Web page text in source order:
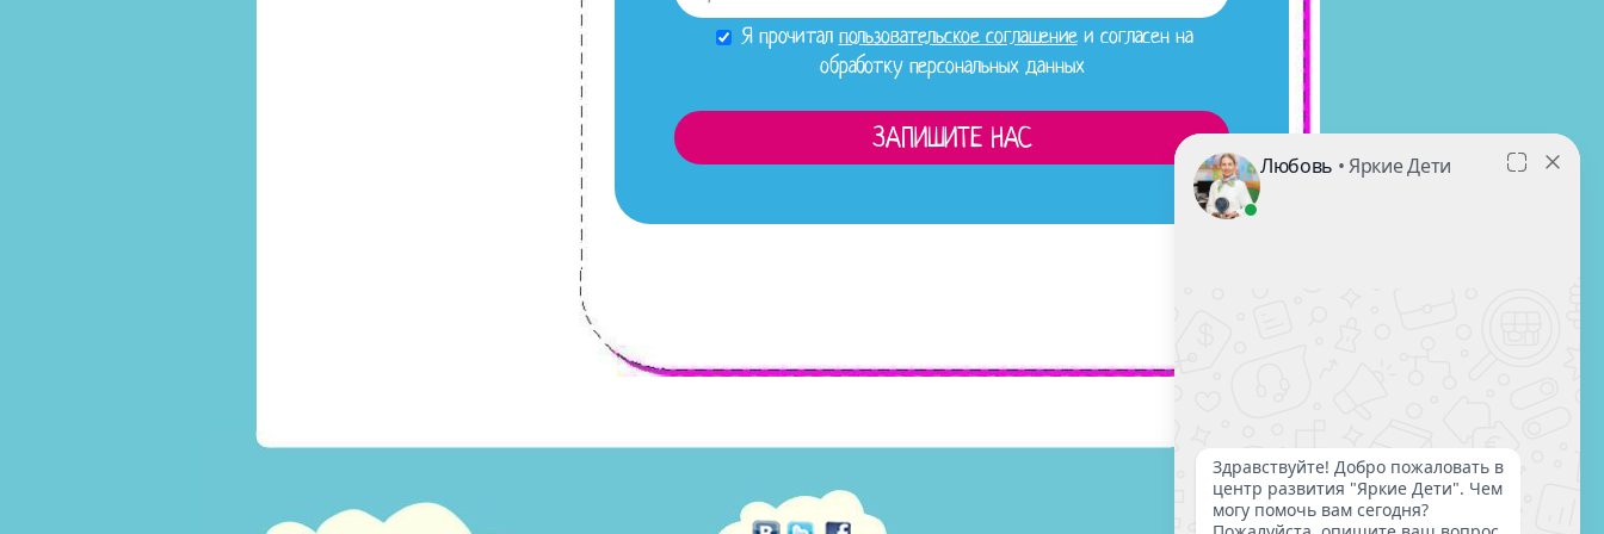
Я прочитал пользовательское соглашениеи согласен на
обработку персональных данных